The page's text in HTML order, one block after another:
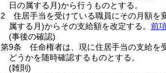
日の属する月)から行うものとする。
2
住居手当を受けている職員にその月額を
属する月)からその支給額を改定する。 前
(事後の確認)
第9条
任命権者は、現に住居手当の支給を
どうかを随時確認するものとする。
(雑則)